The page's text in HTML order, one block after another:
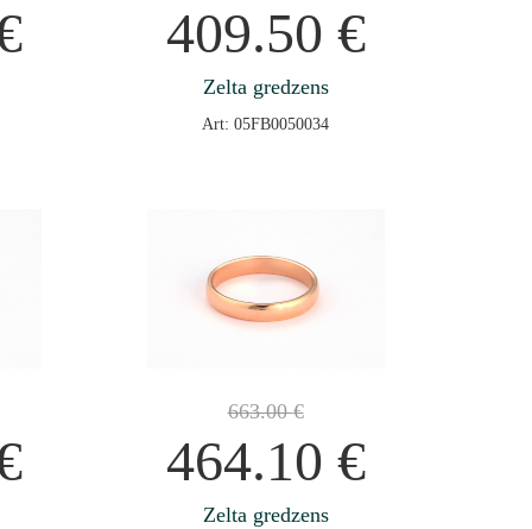
409.50 €
Zelta gredzens
Art: 05FB0050034
663.00€
464.10 €
Zelta gredzens